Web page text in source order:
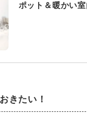
ポット＆暖かい
きたい！